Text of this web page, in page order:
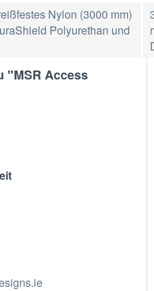
Nylon (3000 mm)
Polyurethan und
"MSR Access